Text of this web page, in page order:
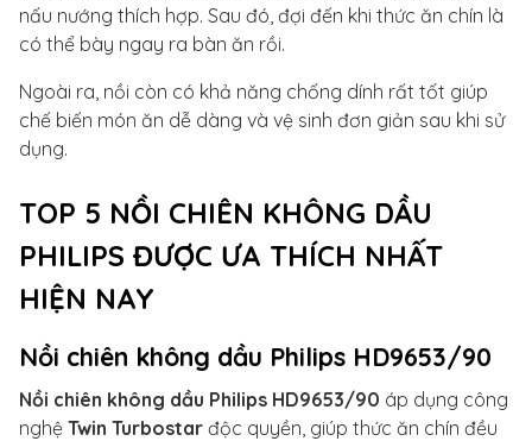
nấu nướng thích hợp. Sau đó, đợi đến khi thức ăn chín là
có thể bày ngay ra bàn ăn rồi.
Ngoài ra, nồi còn có khả năng chống dính rất tốt giúp
chế biến món ăn dễ dàng và vệ sinh đơn giản sau khi sử
dụng.
TOP 5 NỒI CHIÊN KHÔNG DẦU
PHILIPS ĐƯỢC ƯA THÍCH NHẤT
HIỆN NAY
Nồi chiên không dầu Philips HD9653/90
Nồi chiên không dầu Philips HD9653/90 áp dụng công
nghệ Twin Turbostar độc quyền, giúp thức ăn chín đều